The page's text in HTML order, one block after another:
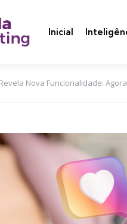
Inicial
Nova Funcionalidade: